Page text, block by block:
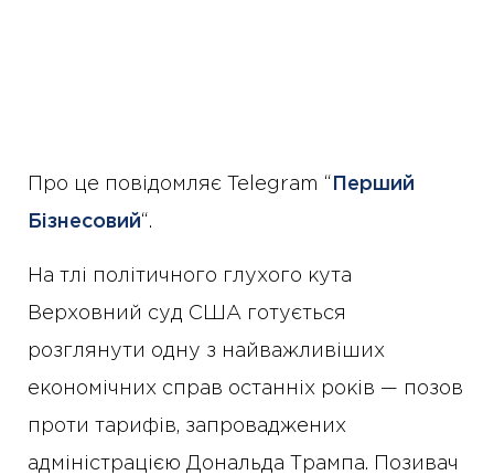
Про це повідомляє Telegram “ Перший
Бізнесовий“.
На тлі політичного глухого кута
Верховний суд США готується
розглянути одну з найважливіших
економічних справ останніх років — позов
проти тарифів, запроваджених
адміністрацією Дональда Трампа. Позивач